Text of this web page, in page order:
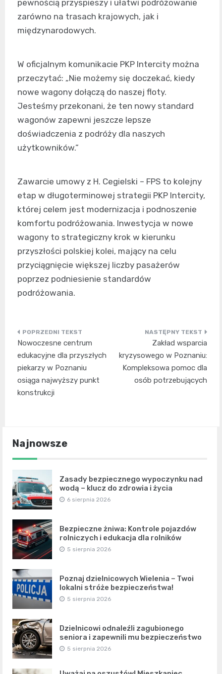
pewnością przyspieszy i ułatwi podróżowanie
zarówno na trasach krajowych, jak i
międzynarodowych.
W oficjalnym komunikacie PKP Intercity można
przeczytać: „Nie możemy się doczekać, kiedy
nowe wagony dołączą do naszej floty.
Jesteśmy przekonani, że ten nowy standard
wagonów zapewni jeszcze lepsze
doświadczenia z podróży dla naszych
użytkowników.”
Zawarcie umowy z H. Cegielski – FPS to kolejny
etap w długoterminowej strategii PKP Intercity,
której celem jest modernizacja i podnoszenie
komfortu podróżowania. Inwestycja w nowe
wagony to strategiczny krok w kierunku
przyszłości polskiej kolei, mający na celu
przyciągnięcie większej liczby pasażerów
poprzez podniesienie standardów
podróżowania.
Nawigacja
wpisu
Nowoczesne centrum
edukacyjne dla przyszłych
piekarzy w Poznaniu
osiąga najwyższy punkt
konstrukcji
Zakład wsparcia
kryzysowego w Poznaniu:
Kompleksowa pomoc dla
osób potrzebujących
Najnowsze
Zasady bezpiecznego wypoczynku nad
wodą – klucz do zdrowia i życia
6 sierpnia 2026
Bezpieczne żniwa: Kontrole pojazdów
rolniczych i edukacja dla rolników
5 sierpnia 2026
Poznaj dzielnicowych Wielenia – Twoi
lokalni stróże bezpieczeństwa!
5 sierpnia 2026
Dzielnicowi odnaleźli zagubionego
seniora i zapewnili mu bezpieczeństwo
5 sierpnia 2026